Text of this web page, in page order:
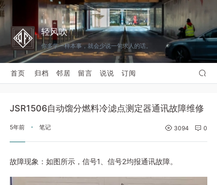
轻风吹
你多学一样本事，就会少说一句求人的话。
首页 归档 邻居 留言 说说 订阅
JSR1506自动馏分燃料冷滤点测定器通讯故障维修
5年前 • 笔记 3094 0
故障现象：如图所示，信号1、信号2均报通讯故障。